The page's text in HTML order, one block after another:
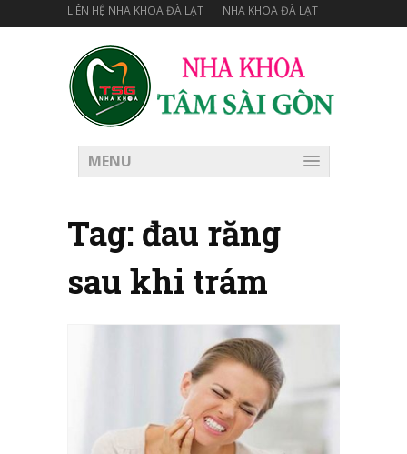
LIÊN HỆ NHA KHOA ĐÀ LẠT NHA KHOA ĐÀ LẠT
MENU
Tag: đau răng
sau khi trám